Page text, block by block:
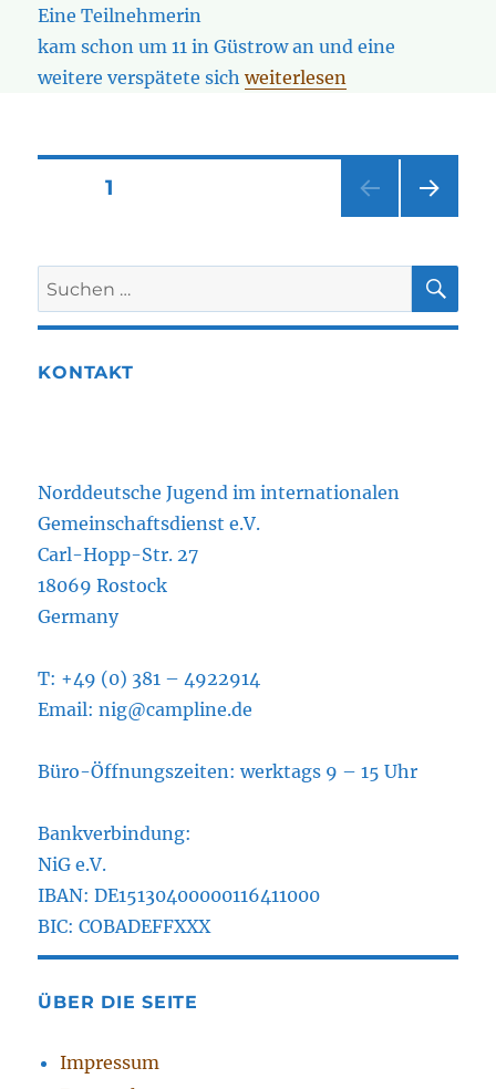
Eine Teilnehmerin
kam schon um 11 in Güstrow an und eine
weitere verspätete sich„Umwelt-Camp 2023 aus
weiterlesen
Seitennummerierung
Beiträge
SEITE1
SEIT
Suchen
nach:
KONTAKT
Norddeutsche Jugend im internationalen
Gemeinschaftsdienst e.V.
Carl-Hopp-Str. 27
18069 Rostock
Germany
T: +49 (0) 381 – 4922914
Email: nig@campline.de
Büro-Öffnungszeiten: werktags 9 – 15 Uhr
Bankverbindung:
NiG e.V.
IBAN: DE15130400000116411000
BIC: COBADEFFXXX
ÜBER DIE SEITE
Impressum